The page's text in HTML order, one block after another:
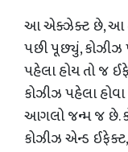
આ એક્ઝેક્ટ છે, આ
પછી પૂછ્યું, કોઝીઝ
પહેલા હોય તો જ
કોઝીઝ પહેલા
આગલો જન્મ જ છે.
કોઝીઝ એન્ડ